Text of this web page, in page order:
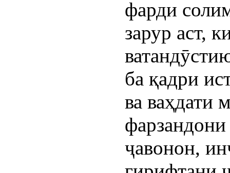
фарди
зарур аст,
ба қадри
ва ваҳдати
ҷавонон,